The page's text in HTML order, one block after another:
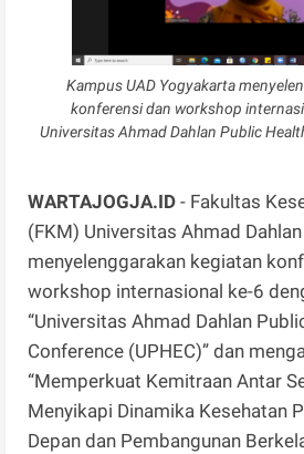
Kampus UAD Yogyakarta
konferensi dan workshop
Universitas Ahmad Dahlan Public
WARTAJOGJA.ID - Fakultas
(FKM) Universitas Ahmad
menyelenggarakan kegiatan
workshop internasional ke-6
“Universitas Ahmad Dahlan
Conference (UPHEC)” dan
“Memperkuat Kemitraan Antar
Menyikapi Dinamika Kesehatan
Depan dan Pembangunan